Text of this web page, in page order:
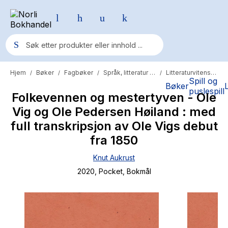
BøkerSpill og
puslespill
Populære søk
Pokemon
One piece
Fury Bound - Sable Sorensen
Elizabeth Strout
Hitster
Hjem / Bøker / Fagbøker / Språk, litteratur og lingvistikk / Litteraturvitenskap
Folkevennen og mestertyven - Ole
Vig og Ole Pedersen Høiland : med
full transkripsjon av Ole Vigs debut
fra 1850
Knut Aukrust
2020 , Pocket, Bokmål